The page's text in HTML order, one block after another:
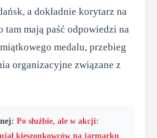
a dokładnie korytarz na
tam mają paść odpowiedzi na
medalu, przebieg
organizacyjne związane z
Po służbie, ale w akcji:
kieszonkowców na jarmarku